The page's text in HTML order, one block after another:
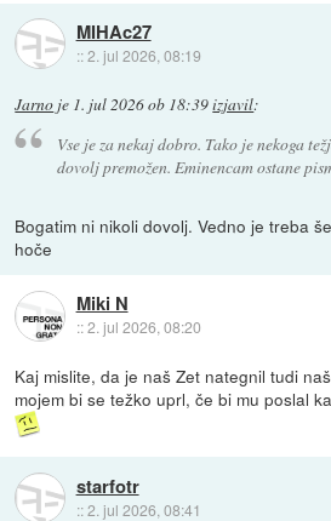
MIHAc27
::2. jul 2026, 08:19
Jarno je 1. jul 2026 ob 18:39izjavil:
Vse je za nekaj dobro. Tako je nekoga
dovolj premožen. Eminencam ostane
Bogatim ni nikoli dovolj. Vedno je treba
hoče
Miki N
::2. jul 2026, 08:20
Kaj mislite, da je naš Zet nategnil tudi
mojem bi se težko uprl, če bi mu poslal
starfotr
::2. jul 2026, 08:41